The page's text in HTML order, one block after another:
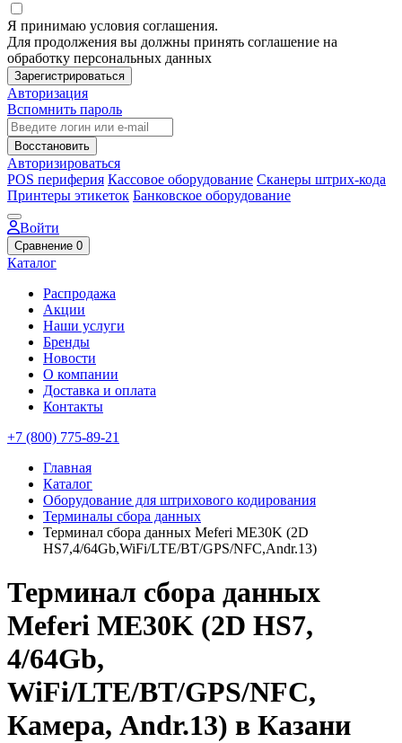
Я принимаю условия соглашения.
Для продолжения вы должны принять соглашение на
обработку персональных данных
Зарегистрироваться
Авторизация
Вспомнить пароль
Восстановить
Авторизироваться
POS периферия Кассовое оборудование Сканеры штрих-кода
Принтеры этикеток Банковское оборудование
Войти
Сравнение 0
Каталог
Распродажа
Акции
Наши услуги
Бренды
Новости
О компании
Доставка и оплата
Контакты
+7 (800) 775-89-21
Главная
Каталог
Оборудование для штрихового кодирования
Терминалы сбора данных
Терминал сбора данных Meferi ME30K (2D
HS7,4/64Gb,WiFi/LTE/BT/GPS/NFC,Andr.13)
Терминал сбора данных
Meferi ME30K (2D HS7,
4/64Gb,
WiFi/LTE/BT/GPS/NFC,
Камера, Andr.13) в Казани